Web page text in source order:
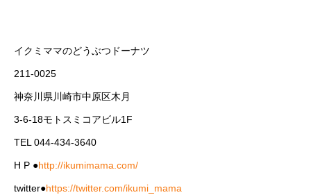
イクミママのどうぶつドーナツ
211-0025
神奈川県川崎市中原区木月
3-6-18モトスミコアビル1F
TEL 044-434-3640
H P ●http://ikumimama.com/
twitter●https://twitter.com/ikumi_mama